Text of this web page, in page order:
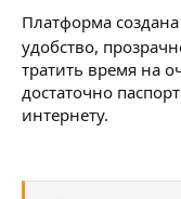
Платформа
удобство,
тратить время на
достаточно
интернету.